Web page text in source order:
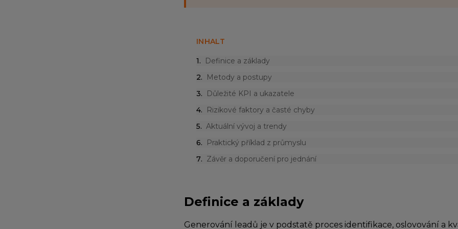
INHALT
1.
Definice a základy
2.
Metody a postupy
3.
Důležité KPI a ukazatele
4.
Rizikové faktory a časté chyby
5. Aktuální vývoj a trendy
6.
Praktický příklad z průmyslu
7. Závěr a doporučení pro jednání
Definice a základy
Generování leadů je v podstatě proces identifikace, oslovování a